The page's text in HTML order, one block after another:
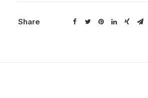
Share